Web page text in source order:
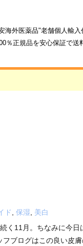
海外医薬品"老舗個人輸
％正規品を安心保証で送
ド 保湿
美白
く11月。ちなみに今日
ブログはこの良い皮